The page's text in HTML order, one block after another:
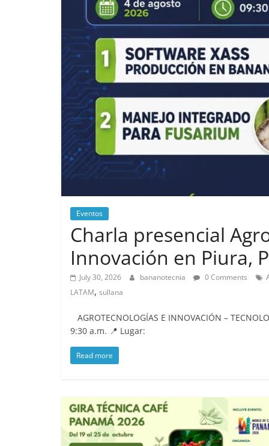
Eventos
Charla presencial
Innovación en Piura,
July 30, 2026 bananotecnia 0 Comments
LATAM, sullana
AGROTECNOLOGÍAS E INNOVACIÓN –
9:30 a.m. 📍 Lugar:
Read more